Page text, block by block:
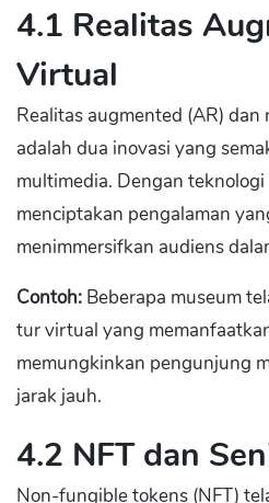
4.1 Realitas
Virtual
Realitas augmented (AR)
adalah dua inovasi yang
multimedia. Dengan
menciptakan pengalaman
menimmersifkan audiens
Contoh: Beberapa museum
tur virtual yang
memungkinkan pengunjung
jarak jauh.
4.2 NFT dan
Non-fungible tokens (NFT)